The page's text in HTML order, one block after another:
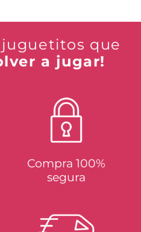
que
a jugar!
Compra 100%
segura